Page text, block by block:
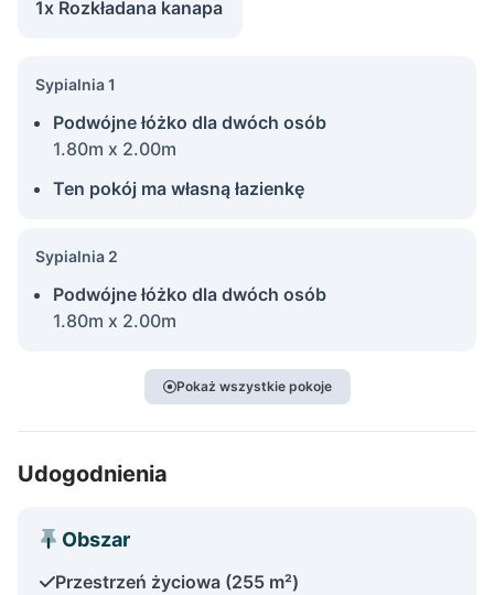
1x Rozkładana kanapa
Sypialnia 1
Podwójne łóżko dla dwóch osób
1.80m x 2.00m
Ten pokój ma własną łazienkę
Sypialnia 2
Podwójne łóżko dla dwóch osób
1.80m x 2.00m
Pokaż wszystkie pokoje
Udogodnienia
Obszar
Przestrzeń życiowa (255 m²)